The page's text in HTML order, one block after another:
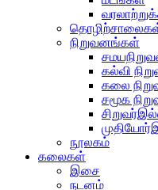
நிறுவனங்கள்
கல்வி
கலை
சமூக
நூலகம்
கலைகள்
இசை
நடனம்